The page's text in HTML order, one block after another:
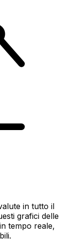
in tutto il
grafici delle
tempo reale,